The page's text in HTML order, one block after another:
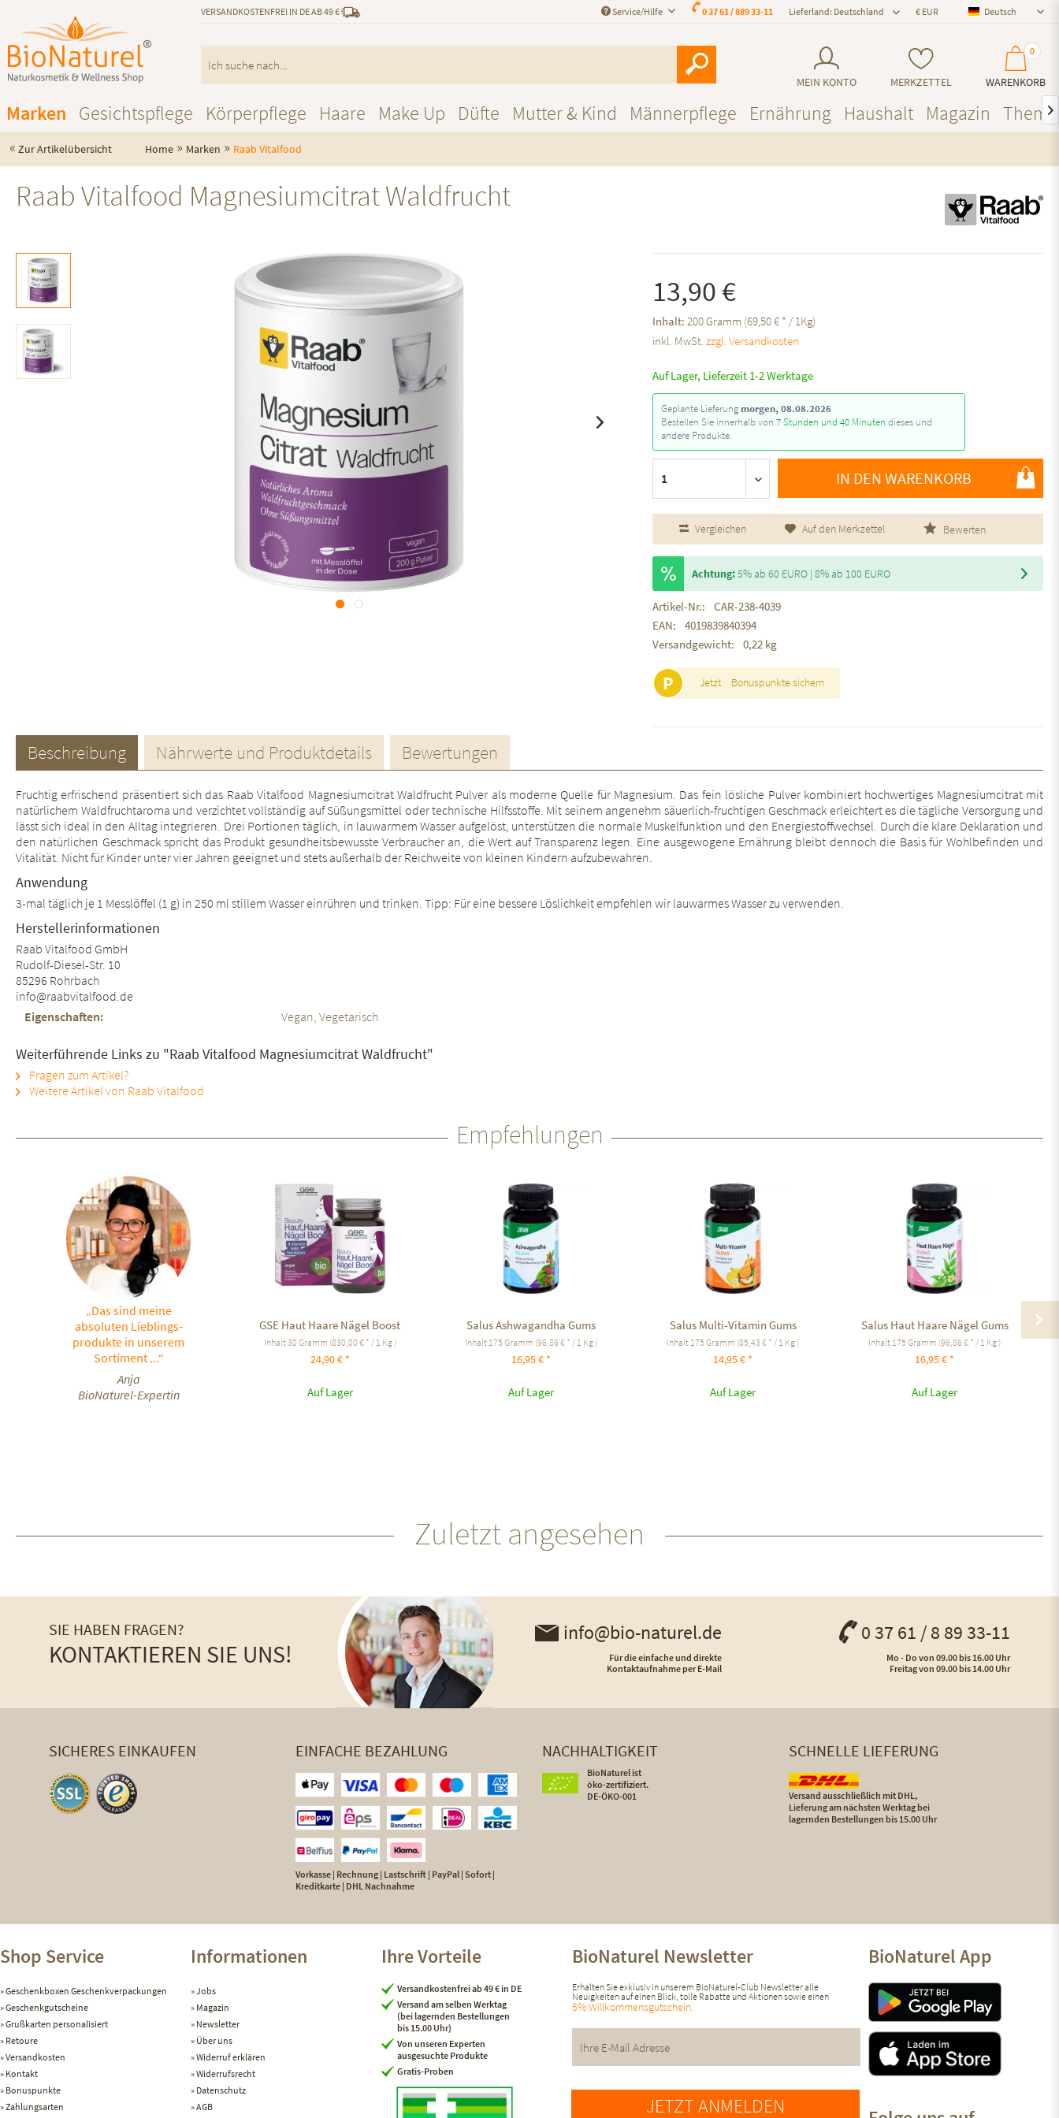
VERSANDKOSTENFREI IN DE AB 49 € Deutsch
Deutsch
Lieferland: Deutschland
0 37 61 / 889 33-11
Service/Hilfe
MEIN KONTO MERKZETTEL
0
WARENKORB
Marken Gesichtspflege Körperpflege Haare Make Up Düfte Mutter & Kind Männerpflege Ernährung Haushalt Magazin 
« Zur Artikelübersicht Home » Marken » Raab Vitalfood
Raab Vitalfood Magnesiumcitrat Waldfrucht
13,90 €
Inhalt:200 Gramm (69,50 € * / 1Kg)
inkl. MwSt.zzgl. Versandkosten
Auf Lager, Lieferzeit 1-2 Werktage
Geplante Lieferungmorgen, 08.08.2026
Bestellen Sie innerhalb von7 Stunden und 40 Minuten dieses und
andere Produkte.
IN DEN WARENKORB
Vergleichen Auf den Merkzettel Bewerten
Achtung:5% ab 60 EURO | 8% ab 100 EURO
Artikel-Nr.:
CAR-238-4039
EAN:
4019839840394
Versandgewicht:
0,22 kg
P Jetzt Bonuspunkte sichern
Beschreibung Nährwerte und Produktdetails Bewertungen
Fruchtig erfrischend präsentiert sich das Raab Vitalfood Magnesiumcitrat Waldfrucht Pulver als moderne Quelle für Magnesium. Das fein lösliche Pulver kombiniert hochwertiges Magnesiumcitrat mit
natürlichem Waldfruchtaroma und verzichtet vollständig auf Süßungsmittel oder technische Hilfsstoffe. Mit seinem angenehm säuerlich-fruchtigen Geschmack erleichtert es die tägliche Versorgung und
lässt sich ideal in den Alltag integrieren. Drei Portionen täglich, in lauwarmem Wasser aufgelöst, unterstützen die normale Muskelfunktion und den Energiestoffwechsel. Durch die klare Deklaration und
den natürlichen Geschmack spricht das Produkt gesundheitsbewusste Verbraucher an, die Wert auf Transparenz legen. Eine ausgewogene Ernährung bleibt dennoch die Basis für Wohlbefinden und
Vitalität. Nicht für Kinder unter vier Jahren geeignet und stets außerhalb der Reichweite von kleinen Kindern aufzubewahren.
Anwendung
3-mal täglich je 1 Messlöffel (1 g) in 250 ml stillem Wasser einrühren und trinken. Tipp: Für eine bessere Löslichkeit empfehlen wir lauwarmes Wasser zu verwenden.
Herstellerinformationen
Raab Vitalfood GmbH
Rudolf-Diesel-Str. 10
85296 Rohrbach
info@raabvitalfood.de
Eigenschaften:
Vegan, Vegetarisch
Weiterführende Links zu "Raab Vitalfood Magnesiumcitrat Waldfrucht"
Fragen zum Artikel?
Weitere Artikel von Raab Vitalfood
Empfehlungen
„Das sind meine
absoluten Lieblings-
produkte in unserem
Sortiment ...“
Anja
BioNaturel-Expertin
GSE Haut Haare Nägel Boost
Inhalt30 Gramm (830,00 € * / 1 Kg )
24,90 € *
Auf Lager
Salus Ashwagandha Gums
Inhalt 175 Gramm (96,86 € * / 1 Kg )
16,95 € *
Auf Lager
Salus Multi-Vitamin Gums
Inhalt 175 Gramm (85,43 € * / 1 Kg )
14,95 € *
Auf Lager
Salus Haut Haare Nägel Gums
Inhalt 175 Gramm (96,86 € * / 1 Kg )
16,95 € *
Auf Lager
Zuletzt angesehen
SIE HABEN FRAGEN?
KONTAKTIEREN SIE UNS!
info@bio-naturel.de
Für die einfache und direkte
Kontaktaufnahme per E-Mail
0 37 61 / 8 89 33-11
Mo - Do von 09.00 bis 16.00 Uhr
Freitag von 09.00 bis 14.00 Uhr
SICHERES EINKAUFEN EINFACHE BEZAHLUNG
Vorkasse | Rechnung | Lastschrift | PayPal | Sofort |
Kreditkarte | DHL Nachnahme
NACHHALTIGKEIT
BioNaturel ist
öko-zertifiziert.
DE-ÖKO-001
SCHNELLE LIEFERUNG
Versand ausschließlich mit DHL,
Lieferung am nächsten Werktag bei
lagernden Bestellungen bis 15.00 Uhr
Shop Service
Geschenkboxen Geschenkverpackungen
Geschenkgutscheine
Grußkarten personalisiert
Retoure
Versandkosten
Kontakt
Bonuspunkte
Zahlungsarten
Informationen
Jobs
Magazin
Newsletter
Über uns
Widerruf erklären
Widerrufsrecht
Datenschutz
AGB
Ihre Vorteile
Versandkostenfrei ab 49 € in DE
Versand am selben Werktag
(bei lagernden Bestellungen
bis 15.00 Uhr)
Von unseren Experten
ausgesuchte Produkte
Gratis-Proben
BioNaturel Newsletter
Erhalten Sie exklusiv in unserem BioNaturel-Club Newsletter alle
Neuigkeiten auf einen Blick, tolle Rabatte und Aktionen sowie einen
5% Willkommensgutschein.
JETZT ANMELDEN
BioNaturel App